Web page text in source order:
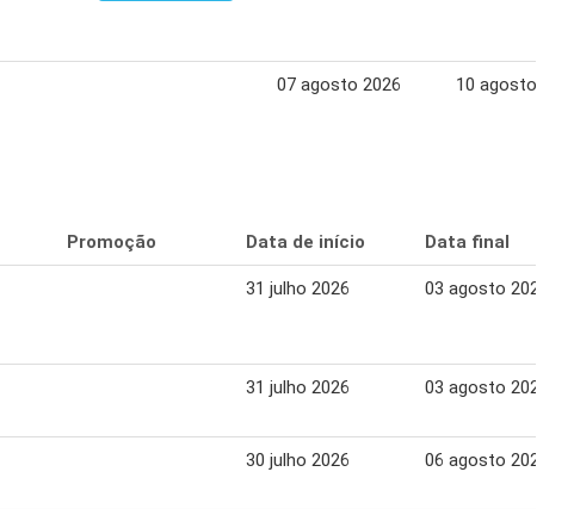
07 agosto 2026 10 agosto
Promoção Data de início Data final
31 julho 2026 03 agosto 2026
31 julho 2026 03 agosto 2026
30 julho 2026 06 agosto 2026